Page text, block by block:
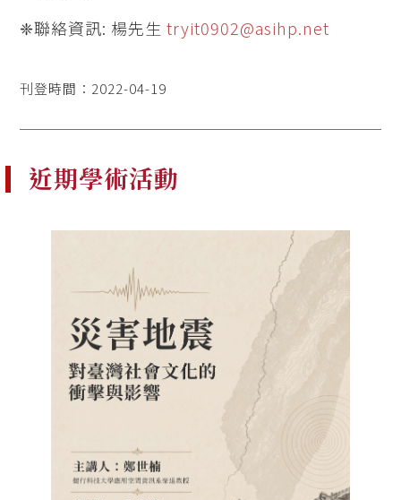
❈聯絡資訊: 楊先生 tryit0902@asihp.net
刊登時間：2022-04-19
近期學術活動